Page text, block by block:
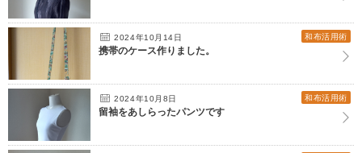
2024年10月14日 和布活用術
携帯のケース作りました。
2024年10月8日 和布活用術
留袖をあしらったパンツです